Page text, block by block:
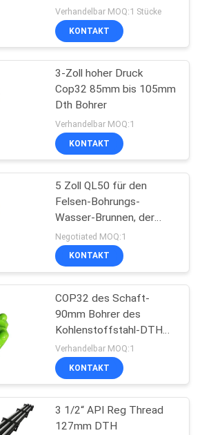
für Felsen-Bohrung
Verhandelbar MOQ:1 Stücke
KONTAKT
3-Zoll hoher Druck
Cop32 85mm bis 105mm
Dth Bohrer
Verhandelbar MOQ:1
KONTAKT
5 Zoll QL50 für den
Felsen-Bohrungs-
Wasser-Brunnen, der
hinunter den Hammer
des Loch-DTH gewinnt
Negotiated MOQ:1
KONTAKT
COP32 des Schaft-
90mm Bohrer des
Kohlenstoffstahl-DTH
für Bergbau-und Bau-
Bohrung
Verhandelbar MOQ:1
KONTAKT
3 1/2“ API Reg Thread
127mm DTH